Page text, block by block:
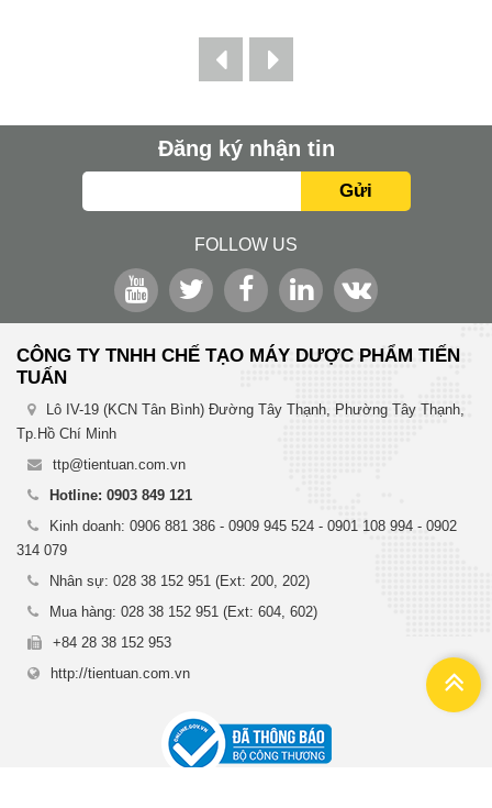
Đăng ký nhận tin
Gửi
FOLLOW US
CÔNG TY TNHH CHẾ TẠO MÁY DƯỢC PHẨM TIẾN
TUẤN
Lô IV-19 (KCN Tân Bình) Đường Tây Thạnh, Phường Tây Thạnh,
Tp.Hồ Chí Minh
ttp@tientuan.com.vn
Hotline: 0903 849 121
Kinh doanh: 0906 881 386 - 0909 945 524 - 0901 108 994 - 0902
314 079
Nhân sự: 028 38 152 951 (Ext: 200, 202)
Mua hàng: 028 38 152 951 (Ext: 604, 602)
+84 28 38 152 953
http://tientuan.com.vn